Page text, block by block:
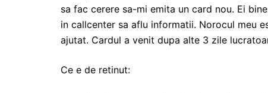
sa fac cerere sa-mi emita un card nou. Ei
in callcenter sa aflu informatii. Norocul meu
ajutat. Cardul a venit dupa alte 3 zile
Ce e de retinut: